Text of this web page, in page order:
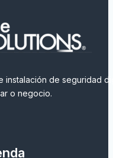
instalación de seguridad
o negocio.